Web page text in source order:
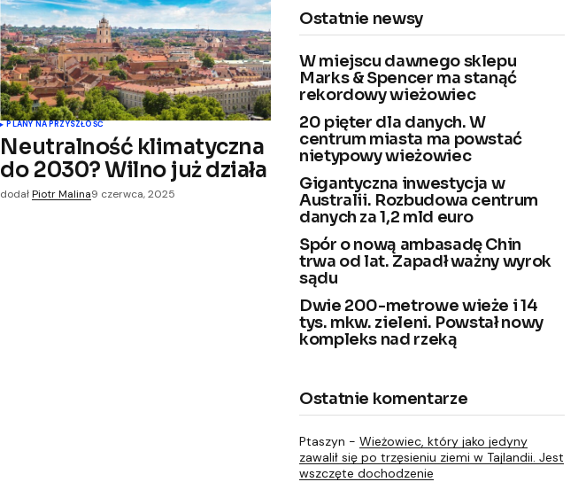
PLANY NA PRZYSZŁOŚĆ
Neutralność klimatyczna
do 2030? Wilno już działa
dodał Piotr Malina9 czerwca, 2025
Ostatnie newsy
W miejscu dawnego sklepu
Marks & Spencer ma stanąć
rekordowy wieżowiec
20 pięter dla danych. W
centrum miasta ma powstać
nietypowy wieżowiec
Gigantyczna inwestycja w
Australii. Rozbudowa centrum
danych za 1,2 mld euro
Spór o nową ambasadę Chin
trwa od lat. Zapadł ważny wyrok
sądu
Dwie 200-metrowe wieże i 14
tys. mkw. zieleni. Powstał nowy
kompleks nad rzeką
Ostatnie komentarze
Ptaszyn - Wieżowiec, który jako jedyny
zawalił się po trzęsieniu ziemi w Tajlandii. Jest
wszczęte dochodzenie